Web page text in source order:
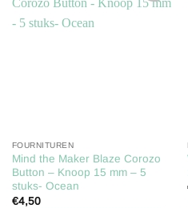
Toevoegen
FOURNITUREN
Mind the Maker Blaze Corozo
Button – Knoop 15 mm – 5
stuks- Ocean
€4,50